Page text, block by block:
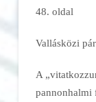
48. oldal
Vallásközi
A
pannonhalmi